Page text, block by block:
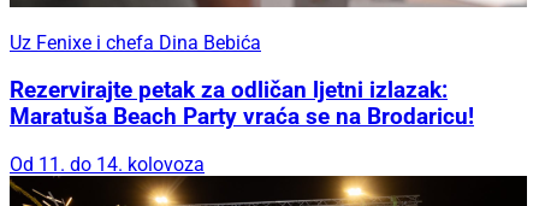
Uz Fenixe i chefa Dina Bebića
Rezervirajte petak za odličan ljetni izlazak:
Maratuša Beach Party vraća se na Brodaricu!
Od 11. do 14. kolovoza